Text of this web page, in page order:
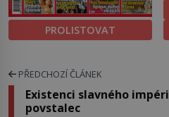
PROLISTOVAT
PŘEDCHOZÍ ČLÁNEK
Existenci slavného
povstalec